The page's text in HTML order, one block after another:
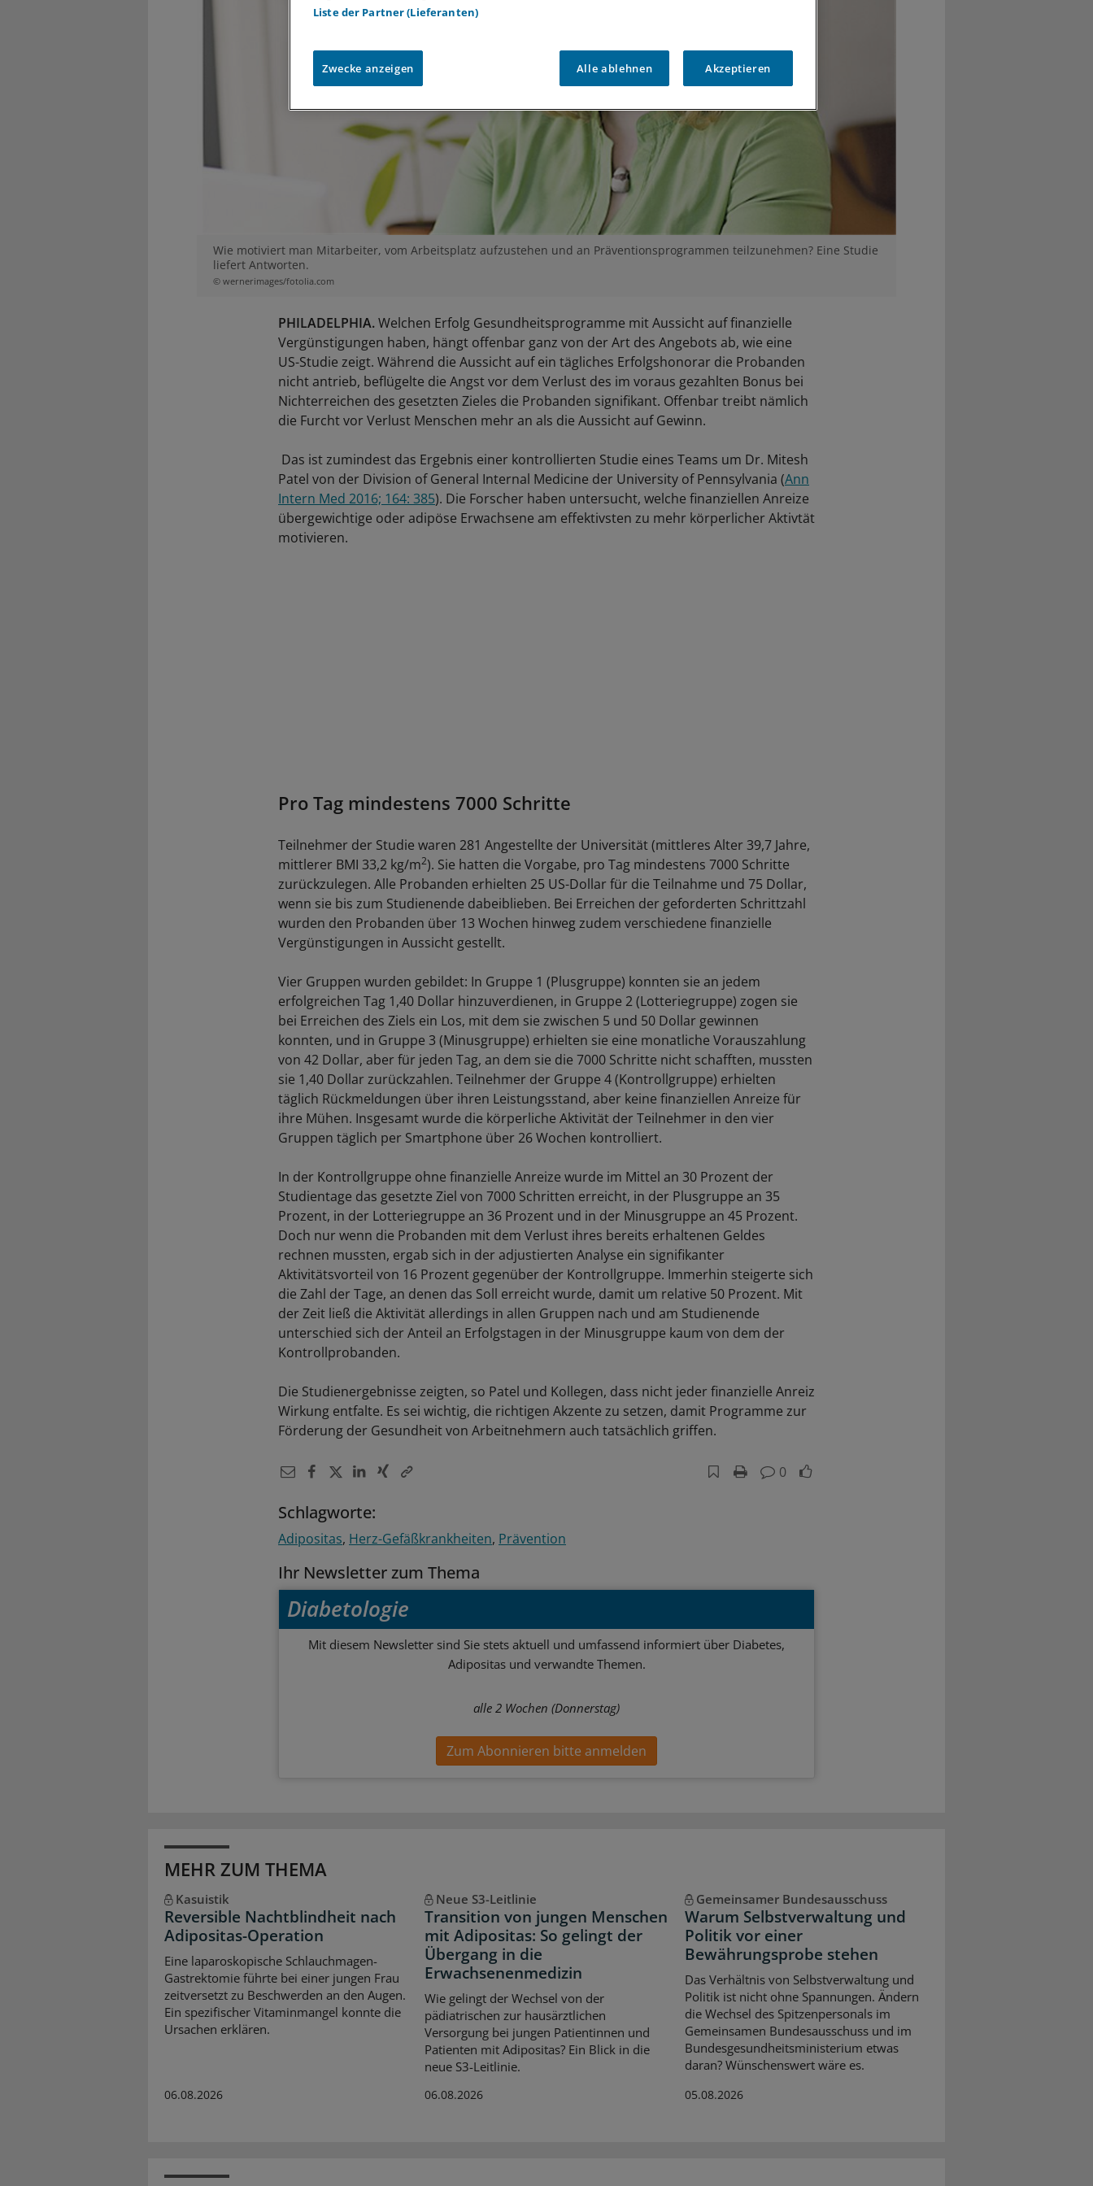
Wie motiviert man Mitarbeiter, vom Arbeitsplatz aufzustehen und an Präventionsprogrammen teilzunehmen? Eine Studie
liefert Antworten.
© wernerimages/fotolia.com
PHILADELPHIA.Welchen Erfolg Gesundheitsprogramme mit Aussicht auf finanzielle
Vergünstigungen haben, hängt offenbar ganz von der Art des Angebots ab, wie eine
US-Studie zeigt. Während die Aussicht auf ein tägliches Erfolgshonorar die Probanden
nicht antrieb, beflügelte die Angst vor dem Verlust des im voraus gezahlten Bonus bei
Nichterreichen des gesetzten Zieles die Probanden signifikant. Offenbar treibt nämlich
die Furcht vor Verlust Menschen mehr an als die Aussicht auf Gewinn.
Das ist zumindest das Ergebnis einer kontrollierten Studie eines Teams um Dr. Mitesh
Patel von der Division of General Internal Medicine der University of Pennsylvania (Ann
Intern Med 2016; 164: 385). Die Forscher haben untersucht, welche finanziellen Anreize
übergewichtige oder adipöse Erwachsene am effektivsten zu mehr körperlicher Aktivtät
motivieren.
Pro Tag mindestens 7000 Schritte
Teilnehmer der Studie waren 281 Angestellte der Universität (mittleres Alter 39,7 Jahre,
mittlerer BMI 33,2 kg/m2). Sie hatten die Vorgabe, pro Tag mindestens 7000 Schritte
zurückzulegen. Alle Probanden erhielten 25 US-Dollar für die Teilnahme und 75 Dollar,
wenn sie bis zum Studienende dabeiblieben. Bei Erreichen der geforderten Schrittzahl
wurden den Probanden über 13 Wochen hinweg zudem verschiedene finanzielle
Vergünstigungen in Aussicht gestellt.
Vier Gruppen wurden gebildet: In Gruppe 1 (Plusgruppe) konnten sie an jedem
erfolgreichen Tag 1,40 Dollar hinzuverdienen, in Gruppe 2 (Lotteriegruppe) zogen sie
bei Erreichen des Ziels ein Los, mit dem sie zwischen 5 und 50 Dollar gewinnen
konnten, und in Gruppe 3 (Minusgruppe) erhielten sie eine monatliche Vorauszahlung
von 42 Dollar, aber für jeden Tag, an dem sie die 7000 Schritte nicht schafften, mussten
sie 1,40 Dollar zurückzahlen. Teilnehmer der Gruppe 4 (Kontrollgruppe) erhielten
täglich Rückmeldungen über ihren Leistungsstand, aber keine finanziellen Anreize für
ihre Mühen. Insgesamt wurde die körperliche Aktivität der Teilnehmer in den vier
Gruppen täglich per Smartphone über 26 Wochen kontrolliert.
In der Kontrollgruppe ohne finanzielle Anreize wurde im Mittel an 30 Prozent der
Studientage das gesetzte Ziel von 7000 Schritten erreicht, in der Plusgruppe an 35
Prozent, in der Lotteriegruppe an 36 Prozent und in der Minusgruppe an 45 Prozent.
Doch nur wenn die Probanden mit dem Verlust ihres bereits erhaltenen Geldes
rechnen mussten, ergab sich in der adjustierten Analyse ein signifikanter
Aktivitätsvorteil von 16 Prozent gegenüber der Kontrollgruppe. Immerhin steigerte sich
die Zahl der Tage, an denen das Soll erreicht wurde, damit um relative 50 Prozent. Mit
der Zeit ließ die Aktivität allerdings in allen Gruppen nach und am Studienende
unterschied sich der Anteil an Erfolgstagen in der Minusgruppe kaum von dem der
Kontrollprobanden.
Die Studienergebnisse zeigten, so Patel und Kollegen, dass nicht jeder finanzielle Anreiz
Wirkung entfalte. Es sei wichtig, die richtigen Akzente zu setzen, damit Programme zur
Förderung der Gesundheit von Arbeitnehmern auch tatsächlich griffen.
0
Schlagworte:
Adipositas Herz-Gefäßkrankheiten Prävention
Ihr Newsletter zum Thema
Diabetologie
Mit diesem Newsletter sind Sie stets aktuell und umfassend informiert über Diabetes,
Adipositas und verwandte Themen.
alle 2 Wochen (Donnerstag)
Zum Abonnieren bitte anmelden
MEHR ZUM THEMA
Kasuistik
Reversible Nachtblindheit nach
Adipositas-Operation
Eine laparoskopische Schlauchmagen-
Gastrektomie führte bei einer jungen Frau
zeitversetzt zu Beschwerden an den Augen.
Ein spezifischer Vitaminmangel konnte die
Ursachen erklären.
06.08.2026
Neue S3-Leitlinie
Transition von jungen Menschen
mit Adipositas: So gelingt der
Übergang in die
Erwachsenenmedizin
Wie gelingt der Wechsel von der
pädiatrischen zur hausärztlichen
Versorgung bei jungen Patientinnen und
Patienten mit Adipositas? Ein Blick in die
neue S3-Leitlinie.
06.08.2026
Gemeinsamer Bundesausschuss
Warum Selbstverwaltung und
Politik vor einer
Bewährungsprobe stehen
Das Verhältnis von Selbstverwaltung und
Politik ist nicht ohne Spannungen. Ändern
die Wechsel des Spitzenpersonals im
Gemeinsamen Bundesausschuss und im
Bundesgesundheitsministerium etwas
daran? Wünschenswert wäre es.
05.08.2026
Liste der Partner (Lieferanten)
Zwecke anzeigen Alle ablehnen Akzeptieren